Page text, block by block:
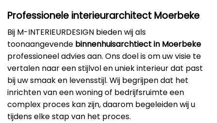
Professionele interieurarchitect Moerbeke
Bij M-INTERIEURDESIGN bieden wij als
toonaangevende binnenhuisarchtiect in Moerbeke
professioneel advies aan. Ons doel is om uw visie te
vertalen naar een stijlvol en uniek interieur dat past
bij uw smaak en levensstijl. Wij begrijpen dat het
inrichten van een woning of bedrijfsruimte een
complex proces kan zijn, daarom begeleiden wij u
tijdens elke stap van het proces.